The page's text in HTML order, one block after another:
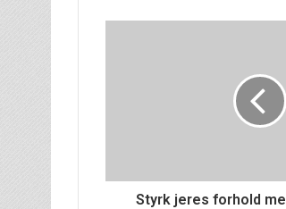
Styrk jeres forhold